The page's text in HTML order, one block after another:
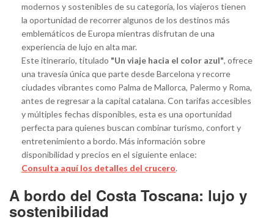
modernos y sostenibles de su categoría, los viajeros tienen
la oportunidad de recorrer algunos de los destinos más
emblemáticos de Europa mientras disfrutan de una
experiencia de lujo en alta mar.
Este itinerario, titulado "Un viaje hacia el color azul", ofrece
una travesía única que parte desde Barcelona y recorre
ciudades vibrantes como Palma de Mallorca, Palermo y Roma,
antes de regresar a la capital catalana. Con tarifas accesibles
y múltiples fechas disponibles, esta es una oportunidad
perfecta para quienes buscan combinar turismo, confort y
entretenimiento a bordo. Más información sobre
disponibilidad y precios en el siguiente enlace:
Consulta aquí los detalles del crucero.
A bordo del Costa Toscana: lujo y
sostenibilidad